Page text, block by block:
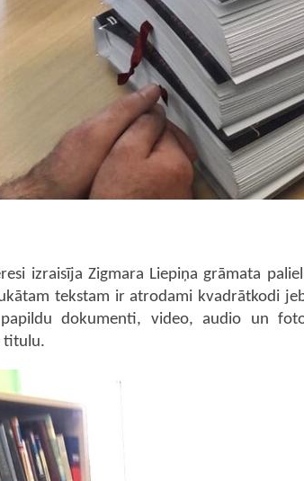
izraisīja Zigmara Liepiņa grāmata
tekstam ir atrodami kvadrātkodi
dokumenti, video, audio un
titulu.